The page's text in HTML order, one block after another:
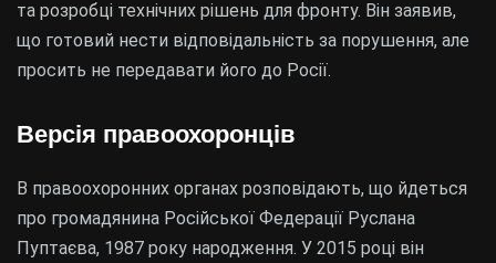
та розробці технічних рішень для фронту. Він заявив,
що готовий нести відповідальність за порушення, але
просить не передавати його до Росії.
Версія правоохоронців
В правоохоронних органах розповідають, що йдеться
про громадянина Російської Федерації Руслана
Пуптаєва, 1987 року народження. У 2015 році він